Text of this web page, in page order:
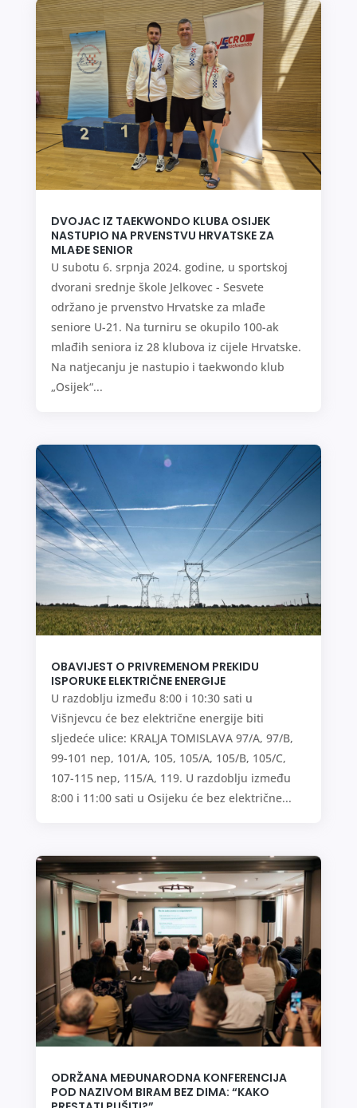
DVOJAC IZ TAEKWONDO KLUBA OSIJEK
NASTUPIO NA PRVENSTVU HRVATSKE ZA
MLAĐE SENIOR
U subotu 6. srpnja 2024. godine, u sportskoj
dvorani srednje škole Jelkovec - Sesvete
održano je prvenstvo Hrvatske za mlađe
seniore U-21. Na turniru se okupilo 100-ak
mlađih seniora iz 28 klubova iz cijele Hrvatske.
Na natjecanju je nastupio i taekwondo klub
„Osijek“...
OBAVIJEST O PRIVREMENOM PREKIDU
ISPORUKE ELEKTRIČNE ENERGIJE
U razdoblju između 8:00 i 10:30 sati u
Višnjevcu će bez električne energije biti
sljedeće ulice: KRALJA TOMISLAVA 97/A, 97/B,
99-101 nep, 101/A, 105, 105/A, 105/B, 105/C,
107-115 nep, 115/A, 119. U razdoblju između
8:00 i 11:00 sati u Osijeku će bez električne...
ODRŽANA MEĐUNARODNA KONFERENCIJA
POD NAZIVOM BIRAM BEZ DIMA: “KAKO